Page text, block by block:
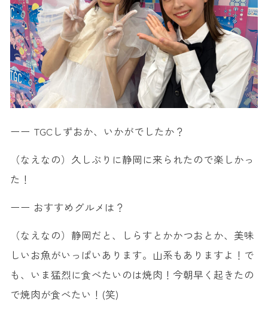
ーー TGCしずおか、いかがでしたか？
（なえなの）久しぶりに静岡に来られたので楽しかっ
た！
ーー おすすめグルメは？
（なえなの）静岡だと、しらすとかかつおとか、美味
しいお魚がいっぱいあります。山系もありますよ！で
も、いま猛烈に食べたいのは焼肉！今朝早く起きたの
で焼肉が食べたい！(笑)